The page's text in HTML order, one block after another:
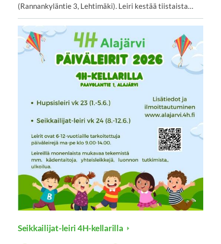
(Rannankyläntie 3, Lehtimäki). Leiri kestää tiistaista…
Seikkailijat-leiri 4H-kellarilla